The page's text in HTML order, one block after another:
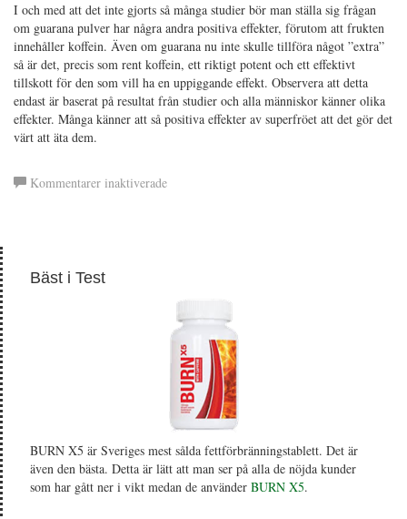
I och med att det inte gjorts så många studier bör man ställa sig frågan
om guarana pulver har några andra positiva effekter, förutom att frukten
innehåller koffein. Även om guarana nu inte skulle tillföra något ”extra”
så är det, precis som rent koffein, ett riktigt potent och ett effektivt
tillskott för den som vill ha en uppiggande effekt. Observera att detta
endast är baserat på resultat från studier och alla människor känner olika
effekter. Många känner att så positiva effekter av superfröet att det gör det
värt att äta dem.
Kommentarer inaktiveradeför
Bäst i Test
BURN X5 är Sveriges mest sålda fettförbränningstablett. Det är
även den bästa. Detta är lätt att man ser på alla de nöjda kunder
som har gått ner i vikt medan de använder BURN X5.